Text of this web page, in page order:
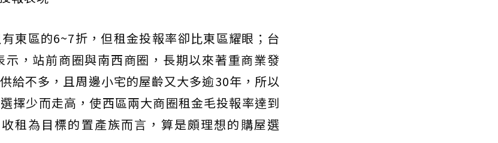
東區的6~7折，但租金投報率卻比東區耀眼；台
，站前商圈與南西商圈，長期以來著重商業發
給不多，且周邊小宅的屋齡又大多逾30年，所以
擇少而走高，使西區兩大商圈租金毛投報率達到
租為目標的置產族而言，算是頗理想的購屋選